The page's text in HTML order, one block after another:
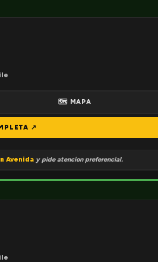
🗺 MAPA
↗
Avenida y pide atencion preferencial.